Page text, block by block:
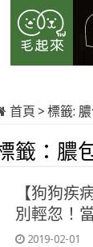
首頁 > 標籤:
籤： 膿
【狗狗疾
別輕忽！
2019-02-01